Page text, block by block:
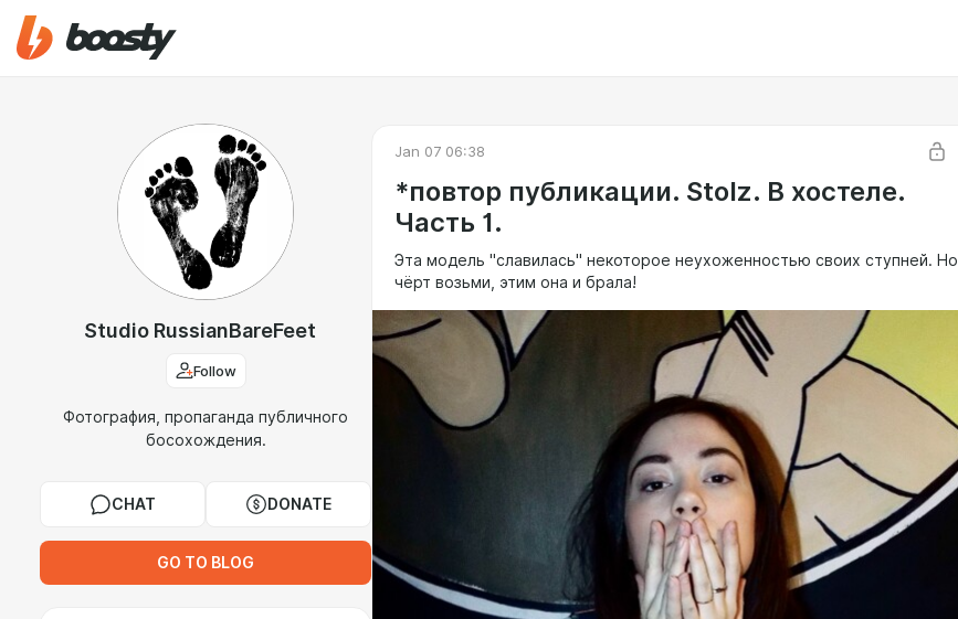
Studio RussianBareFeet
Follow
Фотография, пропаганда публичного
босохождения.
CHAT DONATE
GO TO BLOG
Jan 07 06:38
*повтор публикации. Stolz. В хостеле.
Часть 1.
Эта модель "славилась" некоторое неухоженностью своих ступней. Но,
чёрт возьми, этим она и брала!